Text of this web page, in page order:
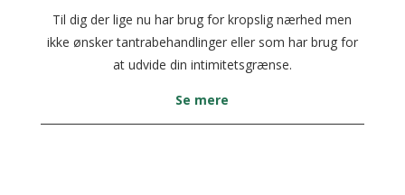
Til dig der lige nu har brug for kropslig nærhed men
ikke ønsker tantrabehandlinger eller som har brug for
at udvide din intimitetsgrænse.
Se mere